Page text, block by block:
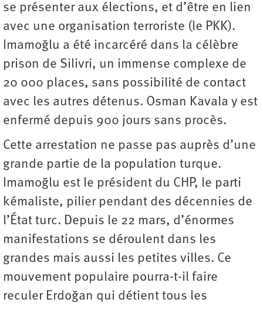
se présenter aux élections, et d’être en lien
avec une organisation terroriste (le PKK).
Imamoğlu a été incarcéré dans la célèbre
prison de Silivri, un immense complexe de
20 000 places, sans possibilité de contact
avec les autres détenus. Osman Kavala y est
enfermé depuis 900 jours sans procès.
Cette arrestation ne passe pas auprès d’une
grande partie de la population turque.
Imamoğlu est le président du CHP, le parti
kémaliste, pilier pendant des décennies de
l’État turc. Depuis le 22 mars, d’énormes
manifestations se déroulent dans les
grandes mais aussi les petites villes. Ce
mouvement populaire pourra-t-il faire
reculer Erdoğan qui détient tous les